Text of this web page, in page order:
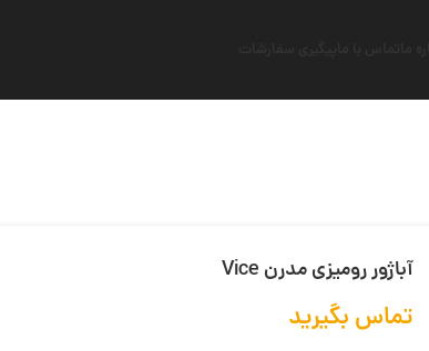
آباژور رومیزی مدرن Vice
تماس بگیرید